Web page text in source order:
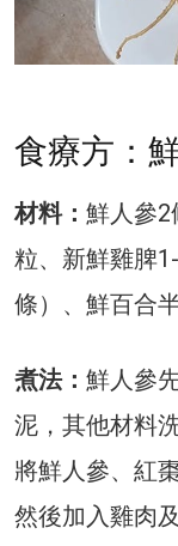
食療方：
材料： 鮮人參2
粒、新鮮雞脾
條）、鮮百合
煮法： 鮮人參
泥，其他材料
將鮮人參、紅
然後加入雞肉